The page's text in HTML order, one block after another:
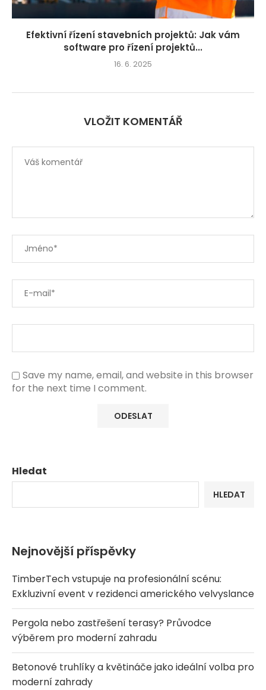
Efektivní řízení stavebních projektů: Jak vám
software pro řízení projektů...
16. 6. 2025
VLOŽIT KOMENTÁŘ
Save my name, email, and website in this browser
for the next time I comment.
Hledat
HLEDAT
Nejnovější příspěvky
TimberTech vstupuje na profesionální scénu:
Exkluzivní event v rezidenci amerického velvyslance
Pergola nebo zastřešení terasy? Průvodce
výběrem pro moderní zahradu
Betonové truhlíky a květináče jako ideální volba pro
moderní zahrady